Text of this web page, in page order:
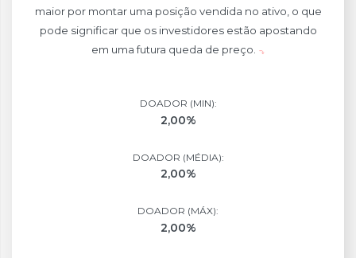
maior por montar uma posição vendida no ativo, o que
pode significar que os investidores estão apostando
em uma futura queda de preço.
DOADOR (MIN):
2,00%
DOADOR (MÉDIA):
2,00%
DOADOR (MÁX):
2,00%